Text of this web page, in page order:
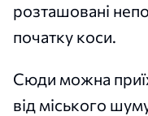
розташовані
початку коси.
Сюди можна
від міського